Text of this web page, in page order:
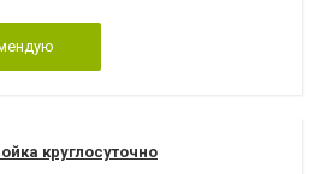
круглосуточно